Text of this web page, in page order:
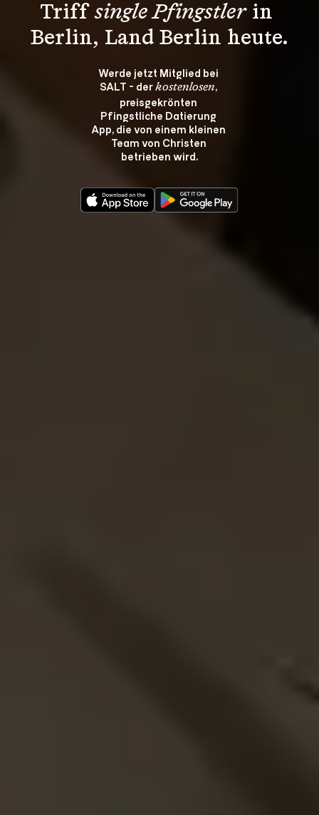
Triff single Pfingstler in
Berlin, Land Berlin heute.
Werde jetzt Mitglied bei
SALT - der kostenlosen,
preisgekrönten
Pfingstliche Datierung
App, die von einem kleinen
Team von Christen
betrieben wird.